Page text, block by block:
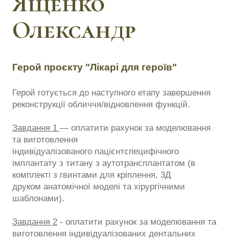
Олександр
Герой проєкту "Лікарі для героїв"
Герой готується до наступного етапу завершення
реконструкції обличчя/відновлення функцій.
Завдання 1 — оплатити рахунок за моделювання
та виготовлення
індивідуалізованого пацієнтспецифічного
імплантату з титану з аутотрансплантатом (в
комплекті з гвинтами для кріплення, 3Д
друком анатомічної моделі та хірургічними
шаблонами).
Завдання 2 - оплатити рахунок за моделювання та
виготовлення індивідуалізованих дентальних